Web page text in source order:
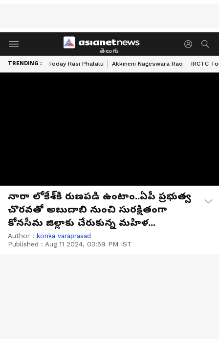
తెలుగు
TRENDING : Today Rasi Phalalu Akkineni Nageswara Rao IRCTC
నారా లోకేశ్‌కి రుణపడి ఉంటాం..ఏపీ ప్రభుత్వ
చొరవతో అబుదాబి నుంచి సురక్షితంగా
కోనసీమ జిల్లాకు చేరుకున్న మహిళ...
Author : konka varaprasad
Published : Aug 11 2024, 03:59 PM IST